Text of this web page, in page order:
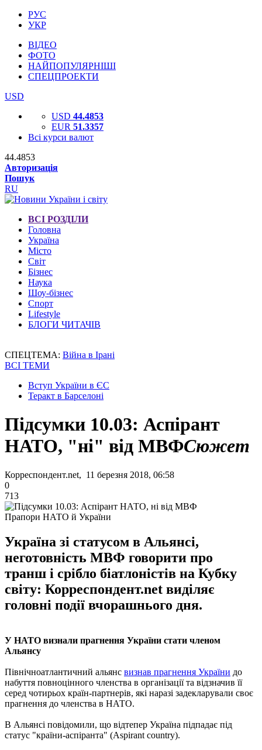
РУС
УКР
ВІДЕО
ФОТО
НАЙПОПУЛЯРНІШІ
СПЕЦПРОЕКТИ
USD
USD 44.4853
EUR 51.3357
Всі курси валют
44.4853
Авторизація
Пошук
RU
ВСІ РОЗДІЛИ
Головна
Україна
Місто
Світ
Бізнес
Наука
Шоу-бізнес
Спорт
Lifestyle
БЛОГИ ЧИТАЧІВ
СПЕЦТЕМА: Війна в Ірані
ВСІ ТЕМИ
Вступ України в ЄС
Теракт в Барселоні
Підсумки 10.03: Аспірант
НАТО, "ні" від МВФСюжет
Корреспондент.net, 11 березня 2018, 06:58
0
713
Прапори НАТО й України
Україна зі статусом в Альянсі,
неготовність МВФ говорити про
транш і срібло біатлоністів на Кубку
світу: Корреспондент.net виділяє
головні події вчорашнього дня.
У НАТО визнали прагнення України стати членом
Альянсу
Північноатлантичний альянс визнав прагнення України до
набуття повноцінного членства в організації та відзначив її
серед чотирьох країн-партнерів, які наразі задекларували своє
прагнення до членства в НАТО.
В Альянсі повідомили, що відтепер Україна підпадає під
статус "країни-аспіранта" (Aspirant country).